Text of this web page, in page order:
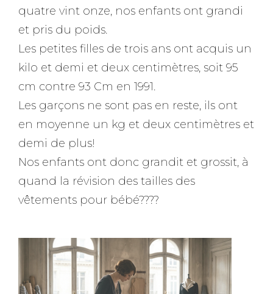
quatre vint onze, nos enfants ont grandi
et pris du poids.
Les petites filles de trois ans ont acquis un
kilo et demi et deux centimètres, soit 95
cm contre 93 Cm en 1991.
Les garçons ne sont pas en reste, ils ont
en moyenne un kg et deux centimètres et
demi de plus!
Nos enfants ont donc grandit et grossit, à
quand la révision des tailles des
vêtements pour bébé????